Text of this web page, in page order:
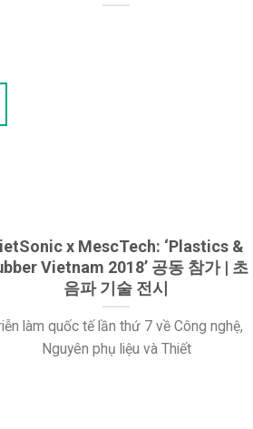
x MescTech: ‘Plastics &
Vietnam 2018’ 공동 참가 | 초
음파 기술 전시
làm quốc tế lần thứ 7 về Công nghệ,
Nguyên phụ liệu và Thiết